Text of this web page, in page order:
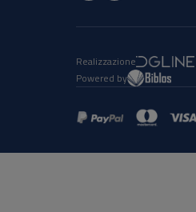
Realizzazione
Powered by